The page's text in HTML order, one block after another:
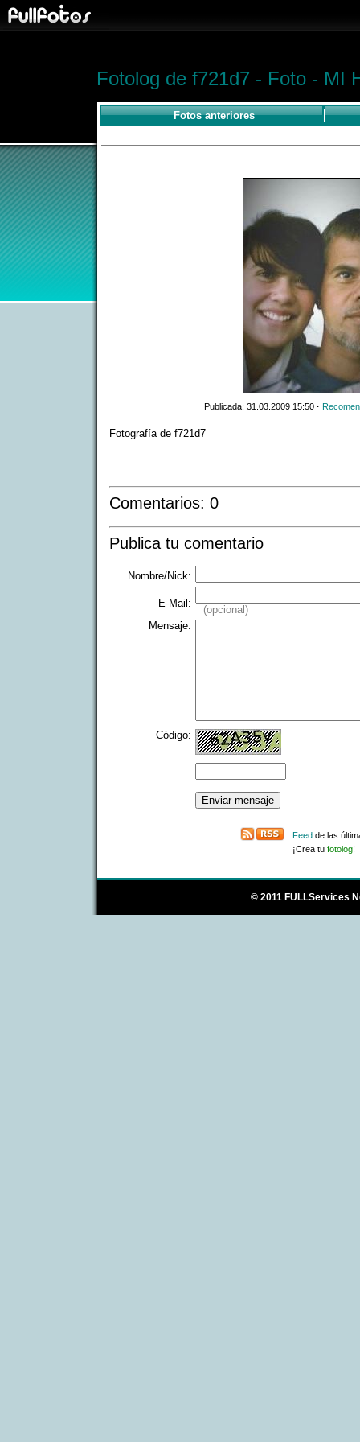
Fotolog de f721d7 - Foto - MI
Fotos anteriores
Publicada: 31.03.2009 15:50 ·
Fotografía de f721d7
Comentarios: 0
Publica tu comentario
Nombre/Nick:
E-Mail:
(opcional)
Mensaje:
Código:
Feedde las
¡Crea tu fotolog!
© 2011 FULLServices